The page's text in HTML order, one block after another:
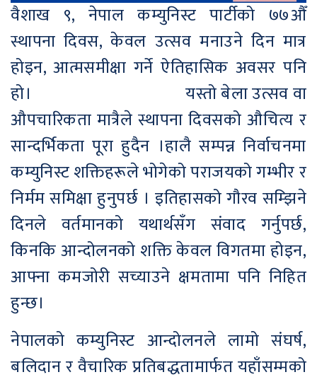
वैशाख ९, नेपाल कम्युनिस्ट पार्टीको ७७औँ
स्थापना दिवस, केवल उत्सव मनाउने दिन मात्र
होइन, आत्मसमीक्षा गर्ने ऐतिहासिक अवसर पनि
हो। यस्तो बेला उत्सव वा
औपचारिकता मात्रैले स्थापना दिवसको औचित्य र
सान्दर्भिकता पूरा हुदैन ।हालै सम्पन्न निर्वाचनमा
कम्युनिस्ट शक्तिहरूले भोगेको पराजयको गम्भीर र
निर्मम समिक्षा हुनुपर्छ । इतिहासको गौरव सम्झिने
दिनले वर्तमानको यथार्थसँग संवाद गर्नुपर्छ,
किनकि आन्दोलनको शक्ति केवल विगतमा होइन,
आफ्ना कमजोरी सच्याउने क्षमतामा पनि निहित
हुन्छ।
नेपालको कम्युनिस्ट आन्दोलनले लामो संघर्ष,
बलिदान र वैचारिक प्रतिबद्धतामार्फत यहाँसम्मको